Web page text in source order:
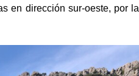
en dirección sur-oeste, por la